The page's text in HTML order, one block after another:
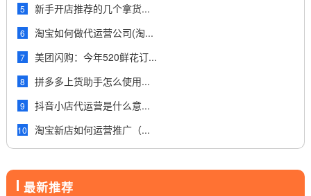
5 新手开店推荐的几个拿货...
6 淘宝如何做代运营公司(淘...
7 美团闪购：今年520鲜花订...
8 拼多多上货助手怎么使用...
9 抖音小店代运营是什么意...
10 淘宝新店如何运营推广（...
最新推荐